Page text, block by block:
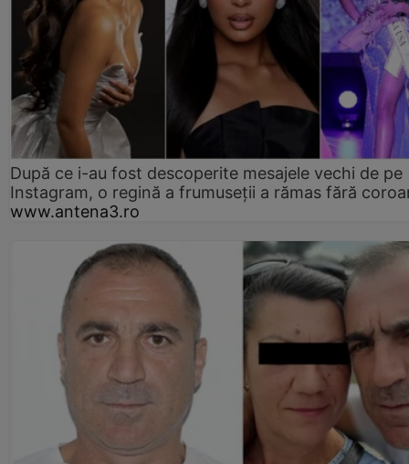
După ce i-au fost descoperite mesajele vechi de pe
Instagram, o regină a frumuseții a rămas fără
www.antena3.ro